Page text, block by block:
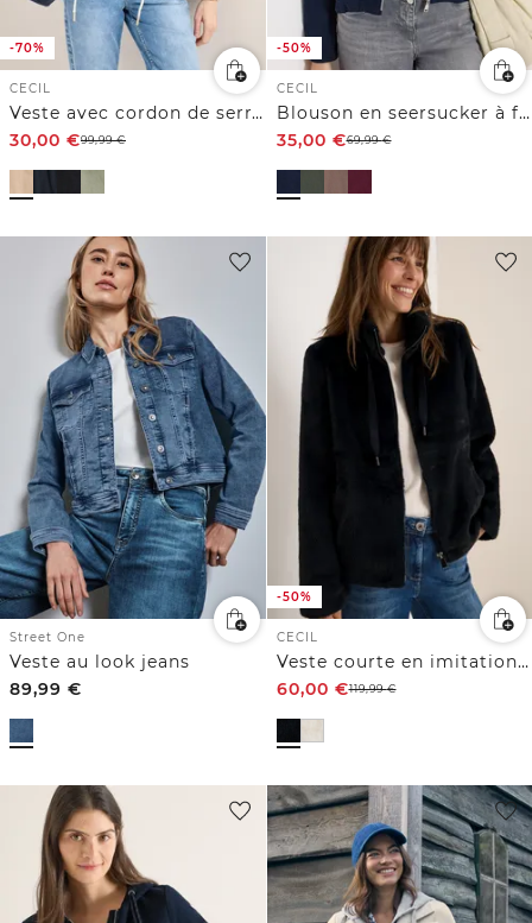
-70%
CECIL
Veste avec cordon de serrage
30,00 €99,99€
-50%
CECIL
Blouson en seersucker à fermeture zip
35,00 €69,99€
Street One
Veste au look jeans
89,99 €
-50%
CECIL
Veste courte en imitation fourrure
60,00 €119,99€